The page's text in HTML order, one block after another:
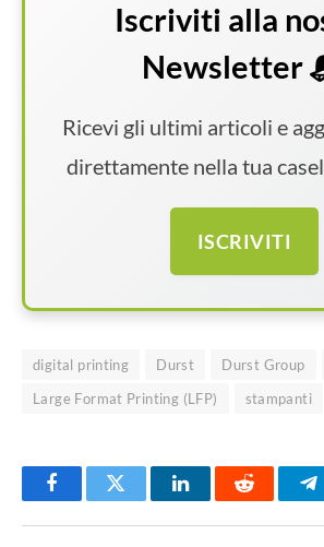
Iscriviti alla
Newsletter
Ricevi gli ultimi articoli e
direttamente nella tua
ISCRIVITI
digital printing Durst Durst Group
Large Format Printing (LFP)
stampanti
FacebookTwitter LinkedInReddit